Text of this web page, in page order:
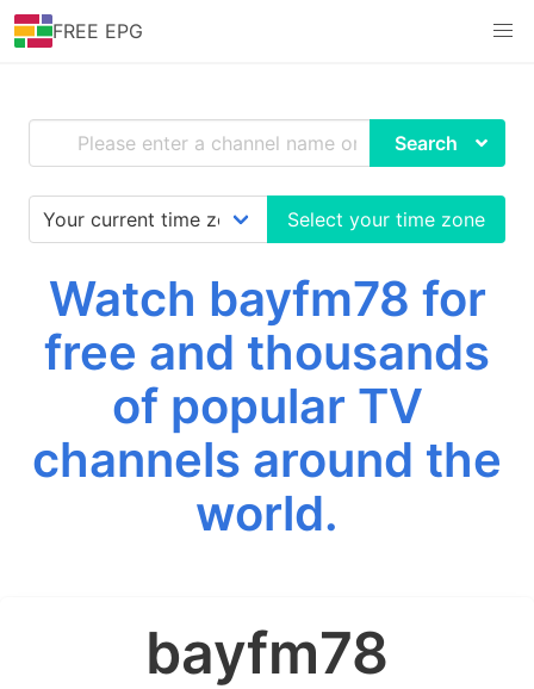
FREE EPG
Search
Select your time zone
Watch bayfm78 for
free and thousands
of popular TV
channels around the
world.
bayfm78